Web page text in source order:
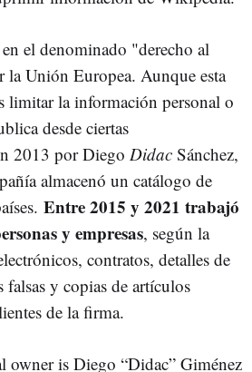
el denominado "derecho al
Unión Europea. Aunque esta
limitar la información personal o
desde ciertas
2013 por Diego Didac Sánchez,
almacenó un catálogo de
Entre 2015 y 2021 trabajó
y empresas, según la
contratos, detalles de
falsas y copias de artículos
de la firma.
owner is Diego “Didac” Giménez